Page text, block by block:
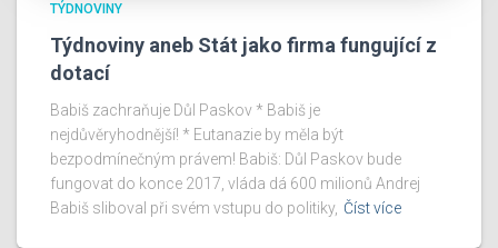
TÝDNOVINY
Týdnoviny aneb Stát jako firma fungující z
dotací
Babiš zachraňuje Důl Paskov * Babiš je
nejdůvěryhodnější! * Eutanazie by měla být
bezpodmínečným právem! Babiš: Důl Paskov bude
fungovat do konce 2017, vláda dá 600 milionů Andrej
Babiš sliboval při svém vstupu do politiky, Číst více